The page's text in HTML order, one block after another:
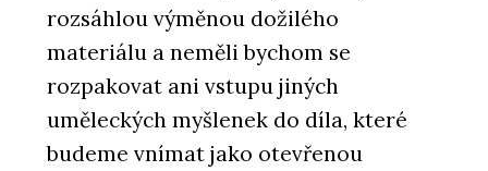
rozsáhlou výměnou dožilého
materiálu a neměli bychom se
rozpakovat ani vstupu jiných
uměleckých myšlenek do díla, které
budeme vnímat jako otevřenou